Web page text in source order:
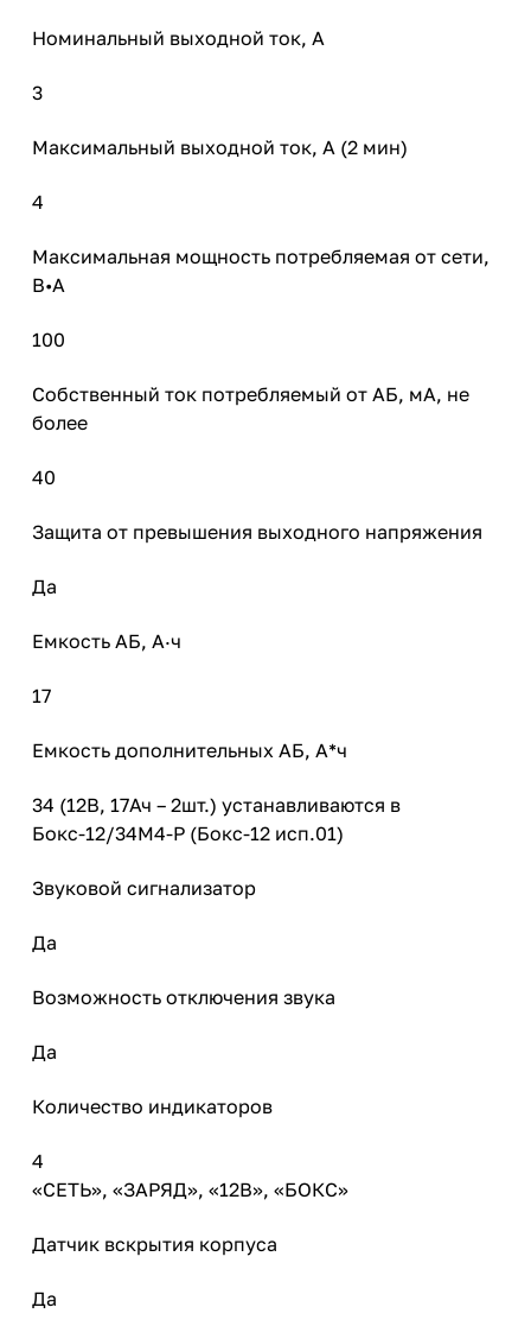
Номинальный выходной ток, А
3
Максимальный выходной ток, А (2 мин)
4
Максимальная мощность потребляемая от сети,
В•А
100
Собственный ток потребляемый от АБ, мА, не
более
40
Защита от превышения выходного напряжения
Да
Емкость АБ, А·ч
17
Емкость дополнительных АБ, А*ч
34 (12В, 17Ач – 2шт.) устанавливаются в
Бокс-12/34М4-Р (Бокс-12 исп.01)
Звуковой сигнализатор
Да
Возможность отключения звука
Да
Количество индикаторов
4
«СЕТЬ», «ЗАРЯД», «12В», «БОКС»
Датчик вскрытия корпуса
Да